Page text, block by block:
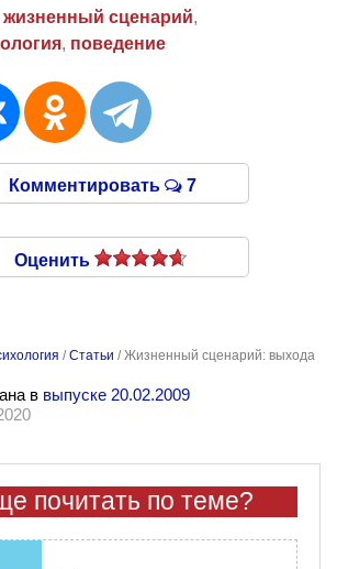
жизненный сценарий,
, поведение
Комментировать 7
Оценить
/Статьи /Жизненный сценарий: выхода
в выпуске 20.02.2009
почитать по теме?